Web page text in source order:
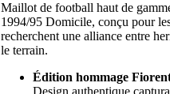
Maillot de football haut de
1994/95 Domicile, conçu pour
recherchent une alliance entre
le terrain.
Édition hommage
Design authentique